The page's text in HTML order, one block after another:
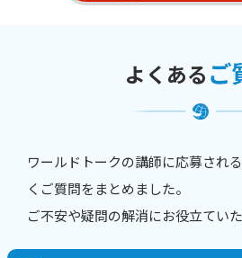
よくあるご
ワールドトークの講師に応募され
くご質問をまとめました。
ご不安や疑問の解消にお役立てい